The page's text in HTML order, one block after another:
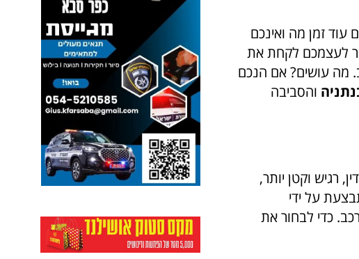
עוד זמן מה ואינכם
לעצמכם לקחת את
מה עושים? אם הנכם
והסביבה
תחבורה עדין, רגיש וקטן יותר,
על ידי
כדי לבחור את